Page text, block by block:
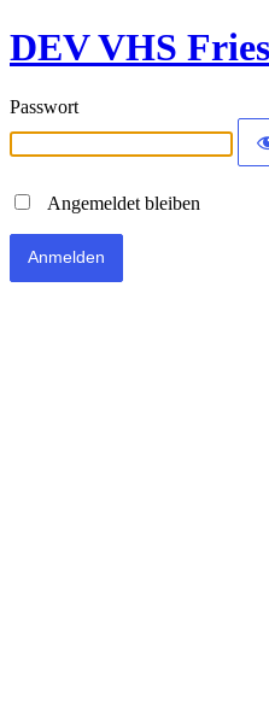
DEV VHS
Passwort
Angemeldet bleiben